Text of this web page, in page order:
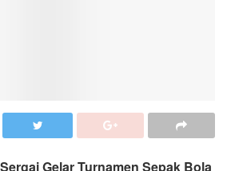
Gelar Turnamen Sepak Bola